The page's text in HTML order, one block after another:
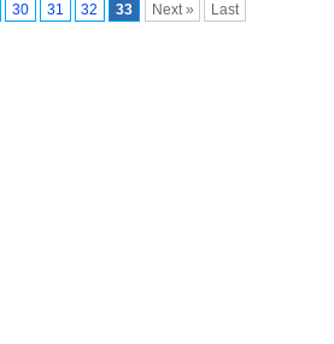
30 31 32 33 Next » Last